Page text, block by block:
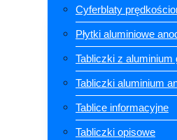
Cyferblaty
Płytki aluminiowe
Tabliczki z aluminium
Tabliczki aluminium
Tablice informacyjne
Tabliczki opisowe